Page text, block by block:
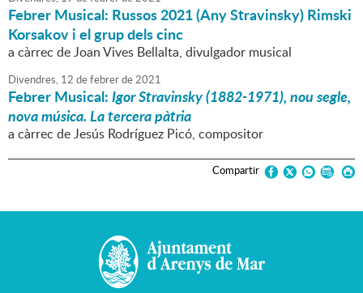
Febrer Musical: Russos 2021 (Any Stravinsky) Rimski
Korsakov i el grup dels cinc
a càrrec de Joan Vives Bellalta, divulgador musical
Divendres, 12 defebrerde2021
Febrer Musical:Igor Stravinsky (1882-1971), nou segle,
nova música. La tercera pàtria
a càrrec de Jesús Rodríguez Picó, compositor
Compartir